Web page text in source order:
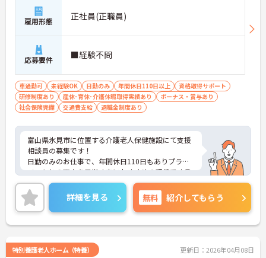
雇用形態 正社員(正職員)
応募要件 ■経験不問
車通勤可 未経験OK 日勤のみ 年間休日110日以上
資格取得サポート
研修制度あり
産休･育休･介護休暇取得実績あり
ボーナス・賞与あり
社会保険完備
交通費支給 退職金制度あり
富山県氷見市に位置する介護老人保健施設にて支援
相談員の募集です！
日勤のみのお仕事で、年間休日110日もありプライ
ベートとの両立を目指す方におすすめの環境です◎
マイカーでの通勤もOK！資格取得支援制度もあるた
め働きながら取得可能◎丁寧な研修とフォロー体制
で、ご自身のスキルアップもできます！
こちらの求人にご興味がございましたら面接のポイ
ントもお伝えしますので是非ご応募お待ちしており
詳細を見る 無料 紹介してもらう
特別養護老人ホーム（特養） 更新日：2026年04月08日